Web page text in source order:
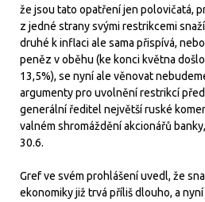
že jsou tato opatření jen polovičatá,
z jedné strany svými restrikcemi
druhé k inflaci ale sama přispívá,
peněz v oběhu (ke konci května
13,5%), se nyní ale věnovat
argumenty pro uvolnění restrikcí
generální ředitel největší ruské
valném shromáždění akcionářů
30.6.
Gref ve svém prohlášení uvedl, že
ekonomiky již trvá příliš dlouho, a